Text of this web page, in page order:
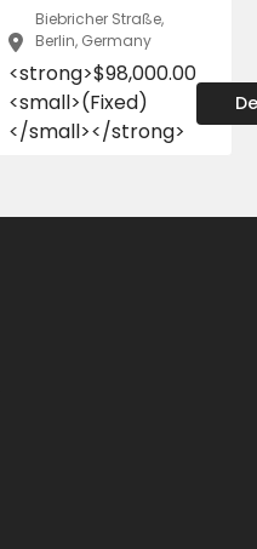
Biebricher Straße,
Berlin, Germany
<strong>$98,000.00
<small>(Fixed)
</small></strong>